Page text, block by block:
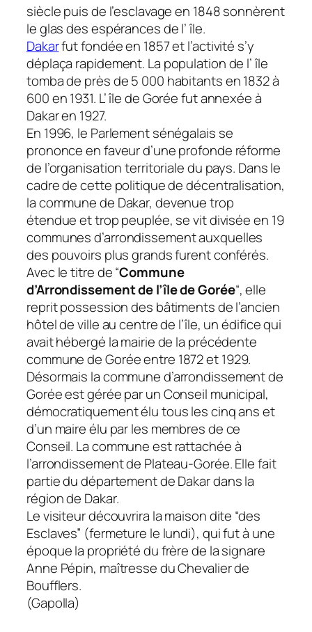
siècle puis de l’esclavage en 1848 sonnèrent
le glas des espérances de l’ île.
Dakarfut fondée en 1857 et l’activité s’y
déplaça rapidement. La population de l’ île
tomba de près de 5 000 habitants en 1832 à
600 en 1931. L’ île de Gorée fut annexée à
Dakar en 1927.
En 1996, le Parlement sénégalais se
prononce en faveur d’une profonde réforme
de l’organisation territoriale du pays. Dans le
cadre de cette politique de décentralisation,
la commune de Dakar, devenue trop
étendue et trop peuplée, se vit divisée en 19
communes d’arrondissement auxquelles
des pouvoirs plus grands furent conférés.
Avec le titre de “Commune
d’Arrondissement de l’île de Gorée“, elle
reprit possession des bâtiments de l’ancien
hôtel de ville au centre de l’île, un édifice qui
avait hébergé la mairie de la précédente
commune de Gorée entre 1872 et 1929.
Désormais la commune d’arrondissement de
Gorée est gérée par un Conseil municipal,
démocratiquement élu tous les cinq ans et
d’un maire élu par les membres de ce
Conseil. La commune est rattachée à
l’arrondissement de Plateau-Gorée. Elle fait
partie du département de Dakar dans la
région de Dakar.
Le visiteur découvrira la maison dite “des
Esclaves” (fermeture le lundi), qui fut à une
époque la propriété du frère de la signare
Anne Pépin, maîtresse du Chevalier de
Boufflers.
(Gapolla)